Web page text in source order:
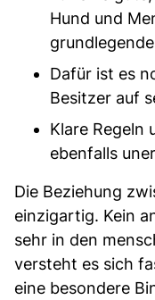
Hund und
Dafür ist es
Besitzer auf
Klare Regeln
ebenfalls
Die Beziehung
einzigartig. Kein
sehr in den
versteht es sich
eine besondere